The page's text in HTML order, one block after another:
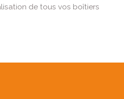
de tous vos boîtiers